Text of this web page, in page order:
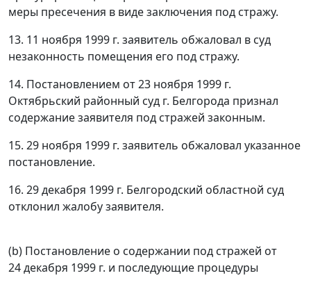
меры пресечения в виде заключения под стражу.
13. 11 ноября 1999 г. заявитель обжаловал в суд
незаконность помещения его под стражу.
14. Постановлением от 23 ноября 1999 г.
Октябрьский районный суд г. Белгорода признал
содержание заявителя под стражей законным.
15. 29 ноября 1999 г. заявитель обжаловал указанное
постановление.
16. 29 декабря 1999 г. Белгородский областной суд
отклонил жалобу заявителя.
(b) Постановление о содержании под стражей от
24 декабря 1999 г. и последующие процедуры